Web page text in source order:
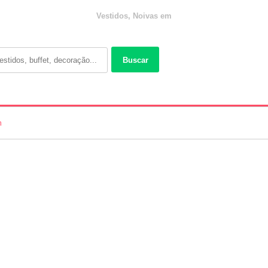
Vestidos, Noivas em
Buscar